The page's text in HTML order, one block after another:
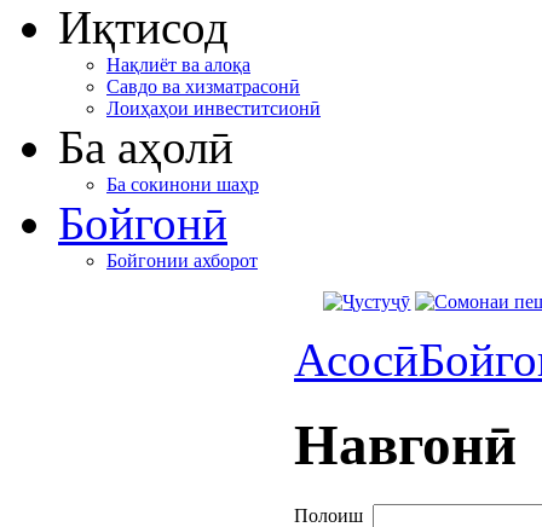
Иқтисод
Нақлиёт ва алоқа
Савдо ва хизматрасонӣ
Лоиҳаҳои инвеститсионӣ
Ба аҳолӣ
Ба сокинони шаҳр
Бойгонӣ
Бойгонии ахборот
Асосӣ
Навгонӣ
Полоиш